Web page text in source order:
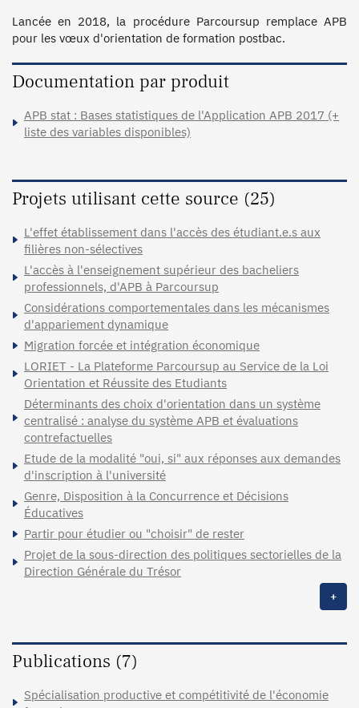
Lancée en 2018, la procédure Parcoursup remplace APB
Documentation par produit
APB stat : Bases statistiques de l'Application APB 2017 (+
liste des variables disponibles)
Projets utilisant cette source (25)
L'effet établissement dans l'accès des étudiant.e.s aux
filières non-sélectives
L'accès à l'enseignement supérieur des bacheliers
professionnels, d'APB à Parcoursup
Considérations comportementales dans les mécanismes
d'appariement dynamique
Migration forcée et intégration économique
LORIET - La Plateforme Parcoursup au Service de la Loi
Orientation et Réussite des Etudiants
Déterminants des choix d'orientation dans un système
centralisé : analyse du système APB et évaluations
contrefactuelles
Etude de la modalité "oui, si" aux réponses aux demandes
d'inscription à l'université
Genre, Disposition à la Concurrence et Décisions
Éducatives
Partir pour étudier ou "choisir" de rester
Projet de la sous-direction des politiques sectorielles de la
Direction Générale du Trésor
+
Publications (7)
Spécialisation productive et compétitivité de l'économie